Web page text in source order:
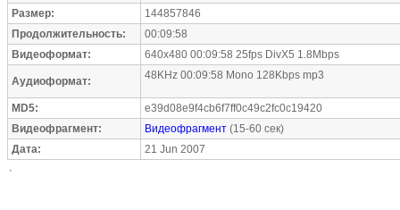
Размер:
144857846
Продолжительность:
00:09:58
Видеоформат:
640x480 00:09:58 25fps DivX5 1.8Mbps
Аудиоформат: 48KHz 00:09:58 Mono 128Kbps mp3
MD5:
e39d08e9f4cb6f7ff0c49c2fc0c19420
Видеофрагмент:
Видеофрагмент (15-60 сек)
Дата:
21 Jun 2007